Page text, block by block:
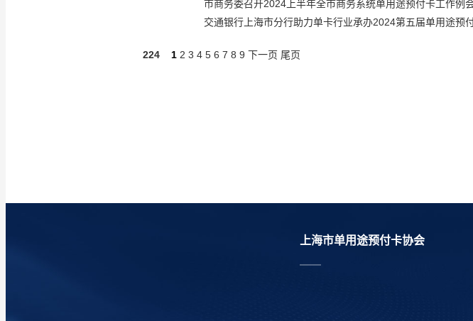
市商务委召开2024上半年全市商务系统单用途预付卡工作例
交通银行上海市分行助力单卡行业承办2024第五届单用途预
224 1 2 3 4 5 6 7 8 9 下一页 尾页
上海市单用途预付卡协会